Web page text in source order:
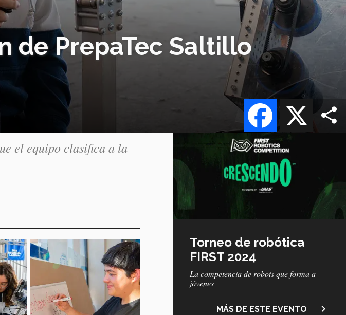
de PrepaTec Saltillo
X
Facebook
el equipo clasifica a la
Torneo de robótica
FIRST 2024
La competencia de robots que forma a
jóvenes
MÁS DE ESTE EVENTO navigate_next